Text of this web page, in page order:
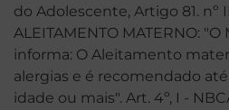
do Adolescente, Artigo 81. nº
ALEITAMENTO MATERNO:
informa: O Aleitamento
alergias e é recomendado
idade ou mais". Art. 4º, I -